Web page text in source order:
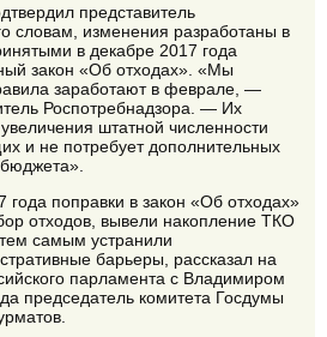
представитель
словам, изменения разработаны в
в декабре 2017 года
закон «Об отходах». «Мы
заработают в феврале, —
Роспотребнадзора. — Их
штатной численности
и не потребует дополнительных
поправки в закон «Об отходах»
отходов, вывели накопление ТКО
самым устранили
барьеры, рассказал на
парламента с Владимиром
председатель комитета Госдумы